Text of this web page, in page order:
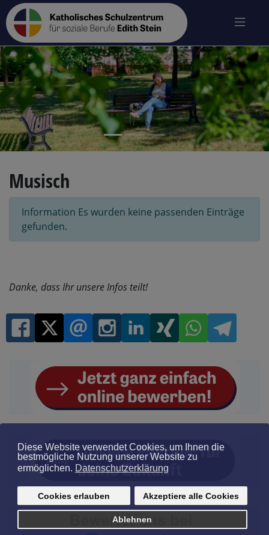
zurück
Musisch
Information Es wurden keine passenden Einträge
gefunden.
Danke, dass Ihr unsere Infos teilt!